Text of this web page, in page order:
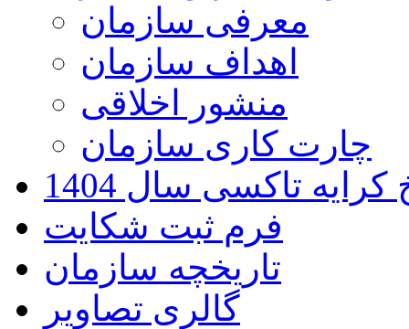
معرفی سازمان
اهداف سازمان
منشور اخلاقی
چارت کاری سازمان
تاکسی سال 1404
فرم ثبت شکایت
تاریخچه سازمان
گالری تصاویر